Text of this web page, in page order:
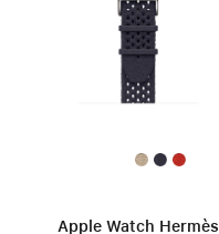
Apple Watch Hermès